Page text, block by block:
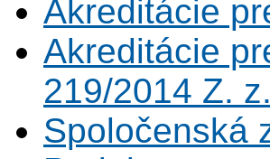
Akreditácie
Akreditácie
219/2014 Z. z.
Spoločenská